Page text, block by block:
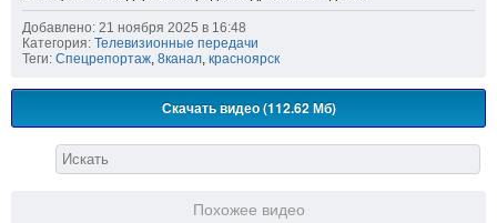
Добавлено: 21 ноября 2025 в 16:48
Категория: Телевизионные передачи
Теги: Спецрепортаж, 8канал, красноярск
Скачать видео (112.62 Мб)
Похожее видео